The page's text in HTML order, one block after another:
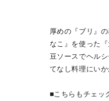
厚めの『ブリ』
なこ』を使った
豆ソースでヘル
てなし料理にいか
■こちらもチェッ